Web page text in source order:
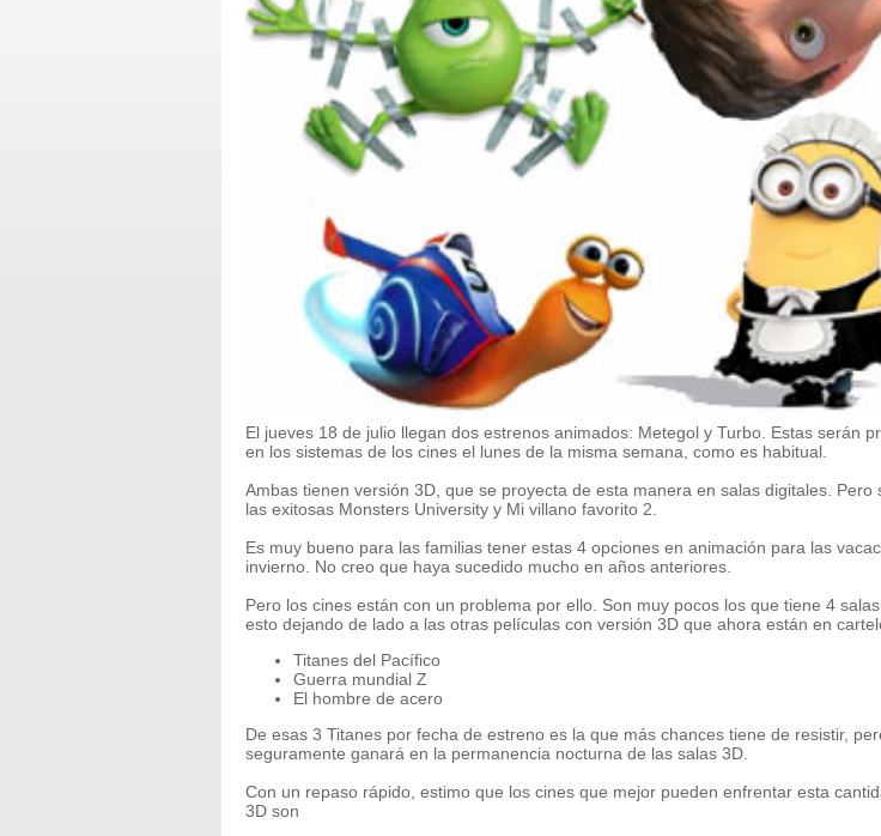
El jueves 18 de julio llegan dos estrenos animados: Metegol y Turbo. Estas serán
en los sistemas de los cines el lunes de la misma semana, como es habitual.
Ambas tienen versión 3D, que se proyecta de esta manera en salas digitales. Pero
las exitosas Monsters University y Mi villano favorito 2.
Es muy bueno para las familias tener estas 4 opciones en animación para las
invierno. No creo que haya sucedido mucho en años anteriores.
Pero los cines están con un problema por ello. Son muy pocos los que tiene 4
esto dejando de lado a las otras películas con versión 3D que ahora están en
Titanes del Pacífico
Guerra mundial Z
El hombre de acero
De esas 3 Titanes por fecha de estreno es la que más chances tiene de resistir,
seguramente ganará en la permanencia nocturna de las salas 3D.
Con un repaso rápido, estimo que los cines que mejor pueden enfrentar esta
3D son